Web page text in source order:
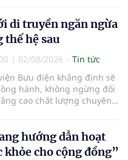
di truyền ngăn ngừa
thế hệ sau
| 02/08/2026
Tin tức
Bưu điện khẳng định sẽ
hành, không ngừng đổi
cao chất lượng chuyên
thể”, giúp ngày càng
gia đình vô sinh, hiếm muộn
được hạnh phúc trọn vẹn,
hướng dẫn hoạt
khỏe cho cộng đồng”